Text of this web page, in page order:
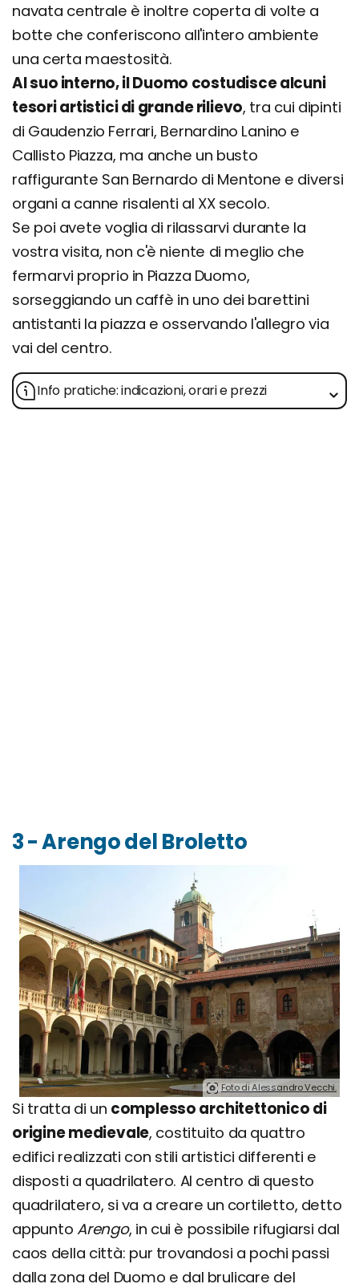
navata centrale è inoltre coperta di volte a
botte che conferiscono all'intero ambiente
una certa maestosità.
Al suo interno, il Duomo costudisce alcuni
tesori artistici di grande rilievo, tra cui dipinti
di Gaudenzio Ferrari, Bernardino Lanino e
Callisto Piazza, ma anche un busto
raffigurante San Bernardo di Mentone e diversi
organi a canne risalenti al XX secolo.
Se poi avete voglia di rilassarvi durante la
vostra visita, non c'è niente di meglio che
fermarvi proprio in Piazza Duomo,
sorseggiando un caffè in uno dei barettini
antistanti la piazza e osservando l'allegro via
vai del centro.
Info pratiche: indicazioni, orari e prezzi
3 - Arengo del Broletto
Foto di Alessandro Vecchi.
Si tratta di un complesso architettonico di
origine medievale, costituito da quattro
edifici realizzati con stili artistici differenti e
disposti a quadrilatero. Al centro di questo
quadrilatero, si va a creare un cortiletto, detto
appunto Arengo, in cui è possibile rifugiarsi dal
caos della città: pur trovandosi a pochi passi
dalla zona del Duomo e dal brulicare del